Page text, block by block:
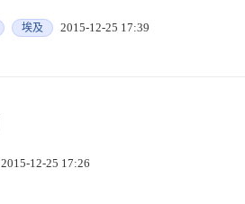
埃及 2015-12-25 17:39
2015-12-25 17:26